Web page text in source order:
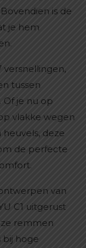
is de
je hem
versnellingen,
tussen
je nu op
vlakke wegen
deze
de perfecte
van
C1 uitgerust
remmen
hoge